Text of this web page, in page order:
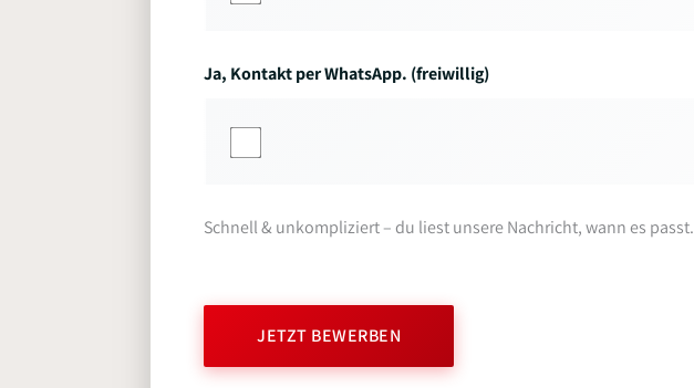
Ja, Kontakt per WhatsApp. (freiwillig)
Schnell & unkompliziert – du liest unsere Nachricht, wann es passt.
JETZT BEWERBEN